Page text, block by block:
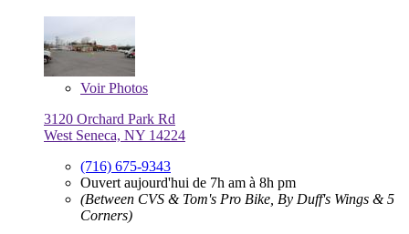
VoirPhotos
3120 Orchard Park Rd
West Seneca, NY 14224
(716) 675-9343
Ouvert aujourd'hui de 7h am à 8h pm
(Between CVS & Tom's Pro Bike, By Duff's Wings & 5
Corners)